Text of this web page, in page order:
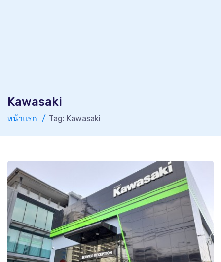
Kawasaki
หน้าแรก Tag: Kawasaki